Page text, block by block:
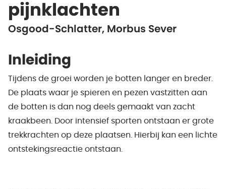
pijnklachten
Osgood-Schlatter, Morbus Sever
Inleiding
Tijdens de groei worden je botten langer en breder.
De plaats waar je spieren en pezen vastzitten aan
de botten is dan nog deels gemaakt van zacht
kraakbeen. Door intensief sporten ontstaan er grote
trekkrachten op deze plaatsen. Hierbij kan een lichte
ontstekingsreactie ontstaan.